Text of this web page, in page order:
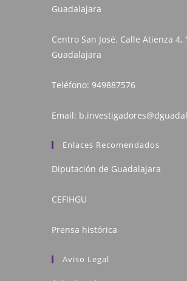
Guadalajara
Centro San José. Calle Atienza 4,
Guadalajara
Teléfono: 949887576
Email:
Enlaces Recomendados
Diputación de Guadalajara
CEFIHGU
Prensa histórica
Aviso Legal